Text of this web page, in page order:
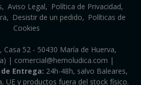
Aviso Legal
Política de Privacidad
Desistir de un pedido
Políticas de
Cookies
Casa 52 - 50430 María de Huerva,
| comercial@hemoludica.com |
Entrega: 24h-48h, salvo Baleares,
UE y productos fuera del stock físico.